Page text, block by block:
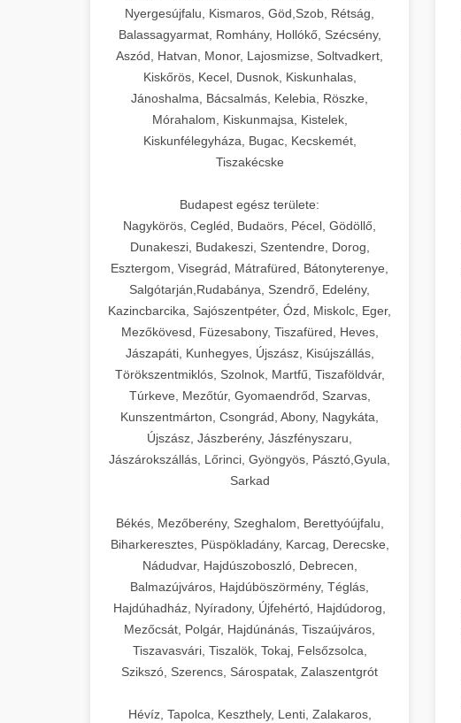
Nyergesújfalu, Kismaros, Göd,Szob, Rétság,
Balassagyarmat, Romhány, Hollókő, Szécsény,
Aszód, Hatvan, Monor, Lajosmizse, Soltvadkert,
Kiskőrös, Kecel, Dusnok, Kiskunhalas,
Jánoshalma, Bácsalmás, Kelebia, Röszke,
Mórahalom, Kiskunmajsa, Kistelek,
Kiskunfélegyháza, Bugac, Kecskemét,
Tiszakécske
Budapest egész területe:
Nagykörös, Cegléd, Budaörs, Pécel, Gödöllő,
Dunakeszi, Budakeszi, Szentendre, Dorog,
Esztergom, Visegrád, Mátrafüred, Bátonyterenye,
Salgótarján,Rudabánya, Szendrő, Edelény,
Kazincbarcika, Sajószentpéter, Ózd, Miskolc, Eger,
Mezőkövesd, Füzesabony, Tiszafüred, Heves,
Jászapáti, Kunhegyes, Újszász, Kisújszállás,
Törökszentmiklós, Szolnok, Martfű, Tiszaföldvár,
Túrkeve, Mezőtúr, Gyomaendrőd, Szarvas,
Kunszentmárton, Csongrád, Abony, Nagykáta,
Újszász, Jászberény, Jászfényszaru,
Jászárokszállás, Lőrinci, Gyöngyös, Pásztó,Gyula,
Sarkad
Békés, Mezőberény, Szeghalom, Berettyóújfalu,
Biharkeresztes, Püspökladány, Karcag, Derecske,
Nádudvar, Hajdúszoboszló, Debrecen,
Balmazújváros, Hajdúböszörmény, Téglás,
Hajdúhadház, Nyíradony, Újfehértó, Hajdúdorog,
Mezőcsát, Polgár, Hajdúnánás, Tiszaújváros,
Tiszavasvári, Tiszalök, Tokaj, Felsőzsolca,
Szikszó, Szerencs, Sárospatak, Zalaszentgrót
Hévíz, Tapolca, Keszthely, Lenti, Zalakaros,